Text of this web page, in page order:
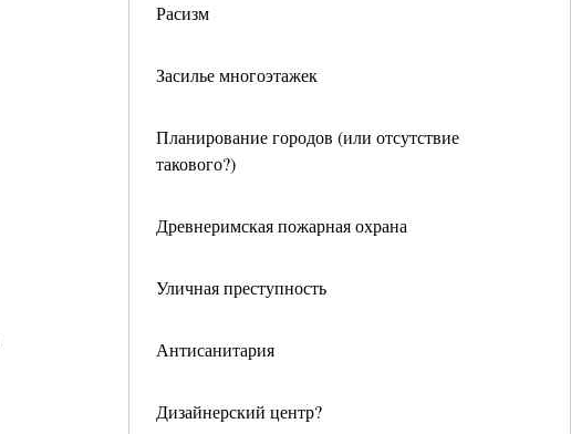
Расизм
Засилье многоэтажек
Планирование городов (или отсутствие
такового?)
Древнеримская пожарная охрана
Уличная преступность
Антисанитария
Дизайнерский центр?